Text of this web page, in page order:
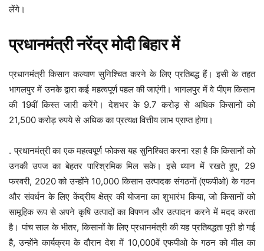
लेंगे।
प्रधानमंत्री नरेंद्र मोदी बिहार में
प्रधानमंत्री किसान कल्याण सुनिश्चित करने के लिए प्रतिबद्ध हैं। इसी के तहत
भागलपुर में उनके द्वारा कई महत्वपूर्ण पहल की जाएंगी। भागलपुर में वे पीएम किसान
की 19वीं किस्त जारी करेंगे। देशभर के 9.7 करोड़ से अधिक किसानों को
21,500 करोड़ रुपये से अधिक का प्रत्यक्ष वित्तीय लाभ प्राप्त होगा।
. प्रधानमंत्री का एक महत्वपूर्ण फोकस यह सुनिश्चित करना रहा है कि किसानों को
उनकी उपज का बेहतर पारिश्रमिक मिल सके। इसे ध्यान में रखते हुए, 29
फरवरी, 2020 को उन्होंने 10,000 किसान उत्पादक संगठनों (एफपीओ) के गठन
और संवर्धन के लिए केंद्रीय क्षेत्र की योजना का शुभारंभ किया, जो किसानों को
सामूहिक रूप से अपने कृषि उत्पादों का विपणन और उत्पादन करने में मदद करता
है। पांच साल के भीतर, किसानों के लिए प्रधानमंत्री की यह प्रतिबद्धता पूरी हो गई
है, उन्होंने कार्यक्रम के दौरान देश में 10,000वें एफपीओ के गठन को मील का